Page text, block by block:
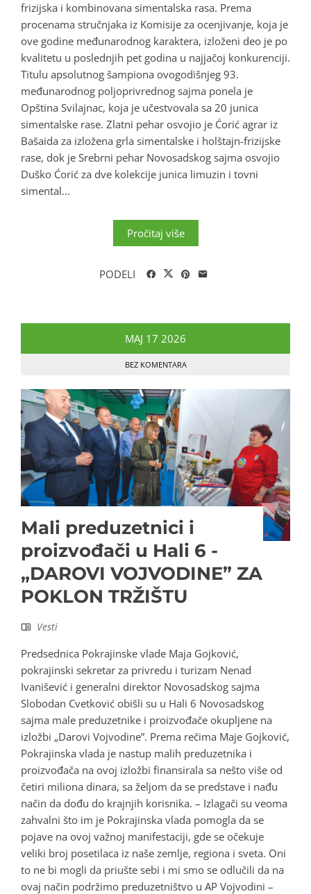
frizijska i kombinovana simentalska rasa. Prema
procenama stručnjaka iz Komisije za ocenjivanje, koja je
ove godine međunarodnog karaktera, izloženi deo je po
kvalitetu u poslednjih pet godina u najjačoj konkurenciji.
Titulu apsolutnog šampiona ovogodišnjeg 93.
međunarodnog poljoprivrednog sajma ponela je
Opština Svilajnac, koja je učestvovala sa 20 junica
simentalske rase. Zlatni pehar osvojio je Ćorić agrar iz
Bašaida za izložena grla simentalske i holštajn-frizijske
rase, dok je Srebrni pehar Novosadskog sajma osvojio
Duško Ćorić za dve kolekcije junica limuzin i tovni
simental...
Pročitaj više
PODELI
MAJ 17 2026
BEZ KOMENTARA
Mali preduzetnici i
proizvođači u Hali 6 -
„DAROVI VOJVODINE” ZA
POKLON TRŽIŠTU
Vesti
Predsednica Pokrajinske vlade Maja Gojković,
pokrajinski sekretar za privredu i turizam Nenad
Ivanišević i generalni direktor Novosadskog sajma
Slobodan Cvetković obišli su u Hali 6 Novosadskog
sajma male preduzetnike i proizvođače okupljene na
izložbi „Darovi Vojvodine”. Prema rečima Maje Gojković,
Pokrajinska vlada je nastup malih preduzetnika i
proizvođača na ovoj izložbi finansirala sa nešto više od
četiri miliona dinara, sa željom da se predstave i nađu
način da dođu do krajnjih korisnika. – Izlagači su veoma
zahvalni što im je Pokrajinska vlada pomogla da se
pojave na ovoj važnoj manifestaciji, gde se očekuje
veliki broj posetilaca iz naše zemlje, regiona i sveta. Oni
to ne bi mogli da priušte sebi i mi smo se odlučili da na
ovaj način podržimo preduzetništvo u AP Vojvodini –